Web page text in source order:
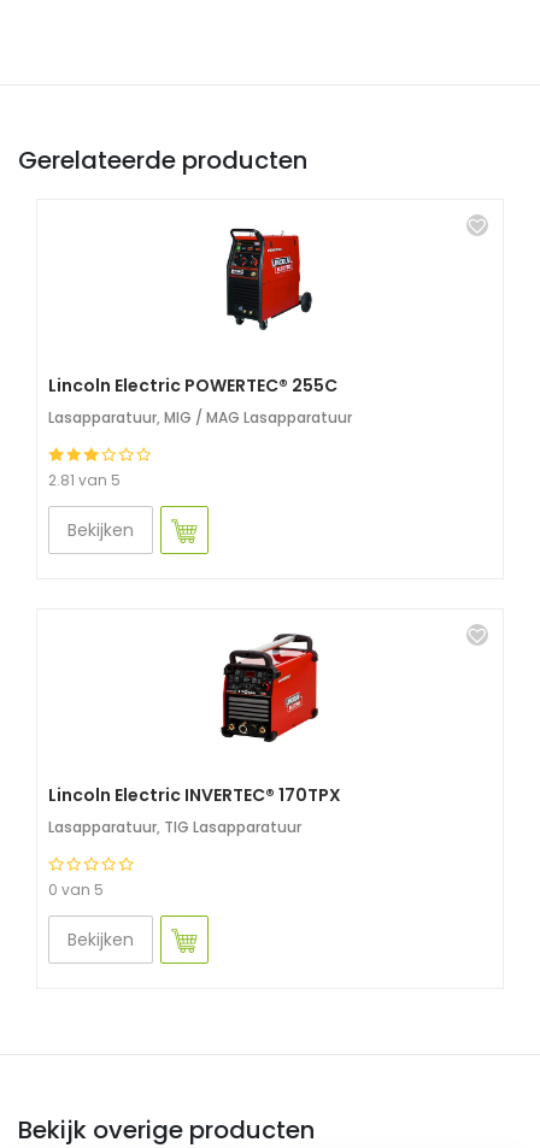
Gerelateerde producten
Lincoln Electric POWERTEC® 255C
Lasapparatuur, MIG / MAG Lasapparatuur
2.81 van 5
Bekijken
Lincoln Electric INVERTEC® 170TPX
Lasapparatuur, TIG Lasapparatuur
0 van 5
Bekijken
Bekijk overige producten